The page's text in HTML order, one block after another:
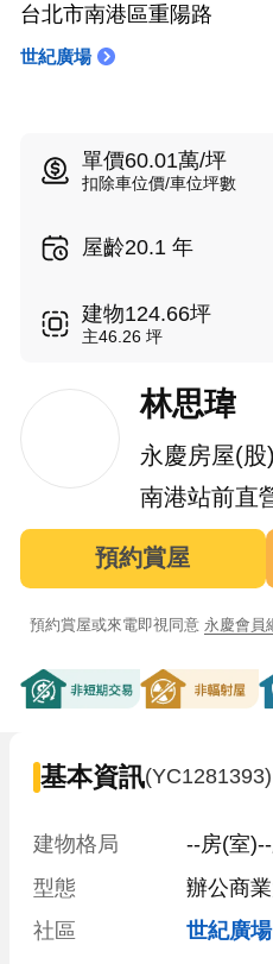
台北市南港區重陽路
世紀廣場
單價60.01萬/坪
扣除車位價/車位坪數
屋齡20.1 年
建物124.66坪
主46.26 坪
林思瑋
永慶房屋(股
南港站前直
預約賞屋
預約賞屋或來電即視同意 永慶會員
基本資訊(YC1281393)
建物格局
--房(室
型態
辦公商
社區
世紀廣場